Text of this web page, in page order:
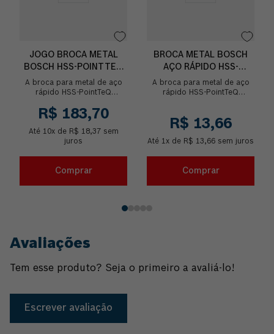
JOGO BROCA METAL
BOSCH HSS-POINTTEQ
TOUGHBOX 1-10MM 18
PEÇAS
A broca para metal de aço
rápido HSS-PointTeQ
de perfuração devido ao
desenho da sua ponta c...
R$ 183,70
Até 10x de R$ 18,37 sem
juros
Comprar
BROCA METAL BOSCH
AÇO RÁPIDO HSS-
POINTTEQ
A broca para metal de aço
rápido HSS-PointTeQ
desenho da sua ponta c...
R$ 13,66
Até 1x de R$ 13,66 sem juros
Comprar
Avaliações
Tem esse produto? Seja o primeiro a avaliá-lo!
Escrever avaliação